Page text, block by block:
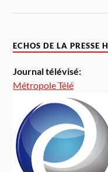
ECHOS DE LA PRESSE
Journal télévisé:
Métropole Télé